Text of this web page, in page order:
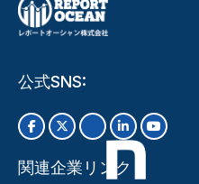
公式SNS:
関連企業リンク